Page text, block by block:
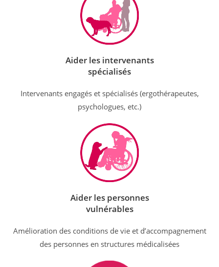
Aider les intervenants
spécialisés
Intervenants engagés et spécialisés (ergothérapeutes,
psychologues, etc.)
Aider les personnes
vulnérables
Amélioration des conditions de vie et d’accompagnement
des personnes en structures médicalisées